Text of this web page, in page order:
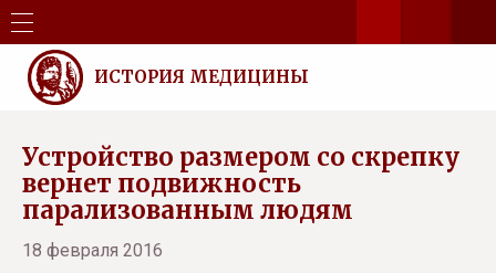
ИСТОРИЯ МЕДИЦИНЫ
Устройство размером со скрепку
вернет подвижность
парализованным людям
18 февраля 2016